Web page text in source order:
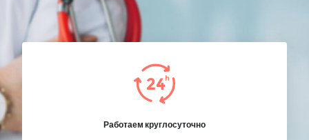
Работаем круглосуточно